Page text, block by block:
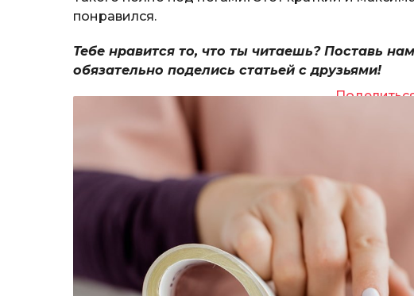
понравился.
Тебе нравится то, что ты читаешь? Поставь
обязательно поделись статьей с друзьями!